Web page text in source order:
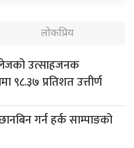
लोकप्रिय
उत्साहजनक
९८.३७ प्रतिशत उत्तीर्ण
गर्न हर्क साम्पाङको